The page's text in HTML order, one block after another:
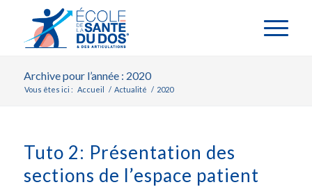
Archive pour l’année : 2020
Vous êtes ici : Accueil / Actualité / 2020
Tuto 2: Présentation des
sections de l’espace patient